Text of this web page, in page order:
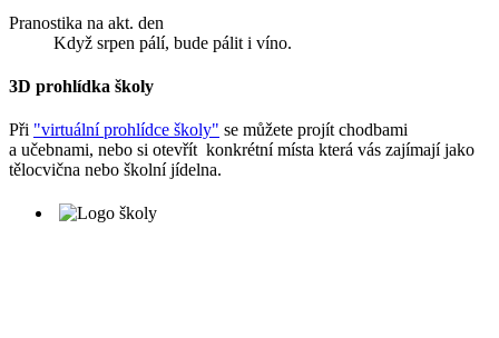
Pranostika na akt. den
Když srpen pálí, bude pálit i víno.
3D prohlídka školy
Při "virtuální prohlídce školy" se můžete projít chodbami
a učebnami, nebo si otevřít konkrétní místa která vás zajímají jako
tělocvična nebo školní jídelna.